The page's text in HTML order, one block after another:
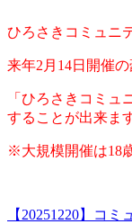
ひろさきコミュニ
来年2月14日開催
「ひろさきコミ
することが出来ま
※大規模開催は18
【20251220】コ